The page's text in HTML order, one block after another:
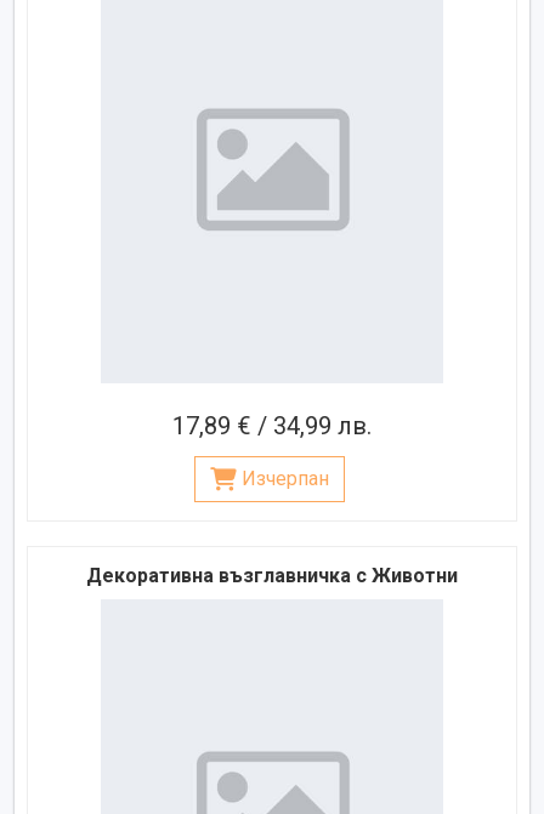
17,89 € / 34,99 лв.
Изчерпан
Декоративна възглавничка с Животни